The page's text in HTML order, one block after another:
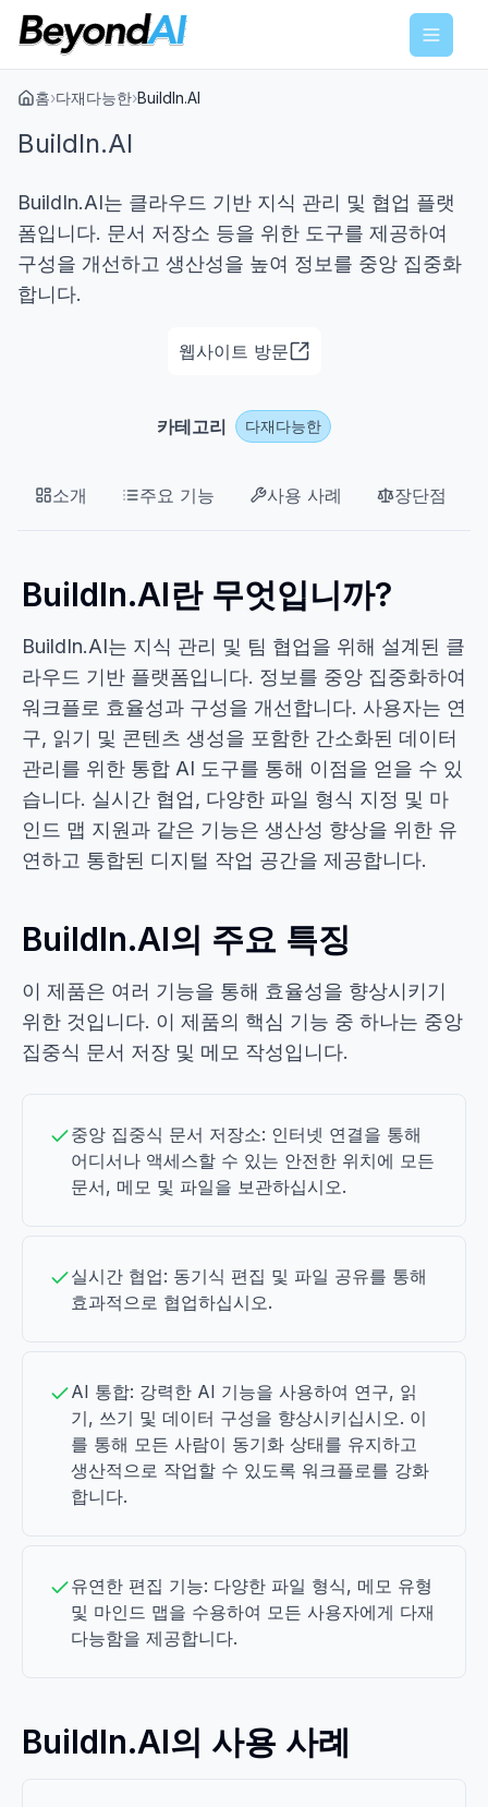
Menu
홈›다재다능한›BuildIn.AI
BuildIn.AI
BuildIn.AI는 클라우드 기반 지식 관리 및 협업 플랫
폼입니다. 문서 저장소 등을 위한 도구를 제공하여
구성을 개선하고 생산성을 높여 정보를 중앙 집중화
합니다.
웹사이트 방문
카테고리 다재다능한
소개 주요 기능 사용 사례 장단점
BuildIn.AI란 무엇입니까?
BuildIn.AI는 지식 관리 및 팀 협업을 위해 설계된 클
라우드 기반 플랫폼입니다. 정보를 중앙 집중화하여
워크플로 효율성과 구성을 개선합니다. 사용자는 연
구, 읽기 및 콘텐츠 생성을 포함한 간소화된 데이터
관리를 위한 통합 AI 도구를 통해 이점을 얻을 수 있
습니다. 실시간 협업, 다양한 파일 형식 지정 및 마
인드 맵 지원과 같은 기능은 생산성 향상을 위한 유
연하고 통합된 디지털 작업 공간을 제공합니다.
BuildIn.AI의 주요 특징
이 제품은 여러 기능을 통해 효율성을 향상시키기
위한 것입니다. 이 제품의 핵심 기능 중 하나는 중앙
집중식 문서 저장 및 메모 작성입니다.
중앙 집중식 문서 저장소: 인터넷 연결을 통해
어디서나 액세스할 수 있는 안전한 위치에 모든
문서, 메모 및 파일을 보관하십시오.
실시간 협업: 동기식 편집 및 파일 공유를 통해
효과적으로 협업하십시오.
AI 통합: 강력한 AI 기능을 사용하여 연구, 읽
기, 쓰기 및 데이터 구성을 향상시키십시오. 이
를 통해 모든 사람이 동기화 상태를 유지하고
생산적으로 작업할 수 있도록 워크플로를 강화
합니다.
유연한 편집 기능: 다양한 파일 형식, 메모 유형
및 마인드 맵을 수용하여 모든 사용자에게 다재
다능함을 제공합니다.
BuildIn.AI의 사용 사례